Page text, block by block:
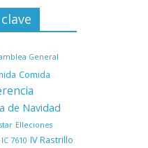
General
Comida
de Navidad
Elleciones
7610 IV Rastrillo